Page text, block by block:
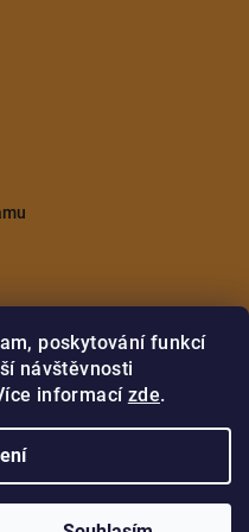
poskytování funkcí
návštěvnosti
informací zde.
cookies